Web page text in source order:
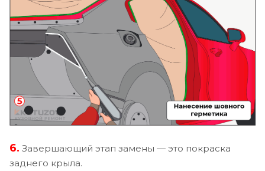
6. Завершающий этап замены — это покраска
заднего крыла.